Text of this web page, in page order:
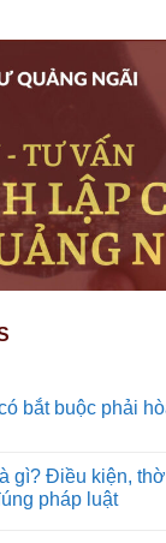
bắt buộc phải
gì? Điều kiện,
pháp luật